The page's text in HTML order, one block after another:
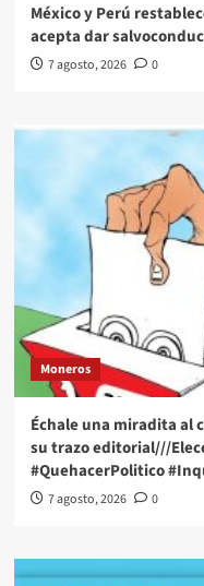
México y Perú
acepta dar
7 agosto, 2026 0
Moneros
Échale una miradita al
su trazo editorial///
#QuehacerPolitico
7 agosto, 2026 0